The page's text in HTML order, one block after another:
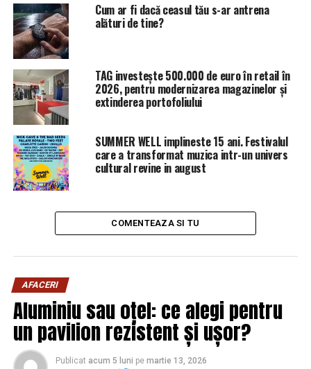
Cum ar fi dacă ceasul tău s-ar antrena
alături de tine?
TAG investește 500.000 de euro în retail în
2026, pentru modernizarea magazinelor și
extinderea portofoliului
SUMMER WELL implineste 15 ani. Festivalul
care a transformat muzica intr-un univers
cultural revine in august
COMENTEAZA SI TU
AFACERI
Aluminiu sau oțel: ce alegi pentru
un pavilion rezistent și ușor?
Publicat acum 5 luni pe martie 13, 2026